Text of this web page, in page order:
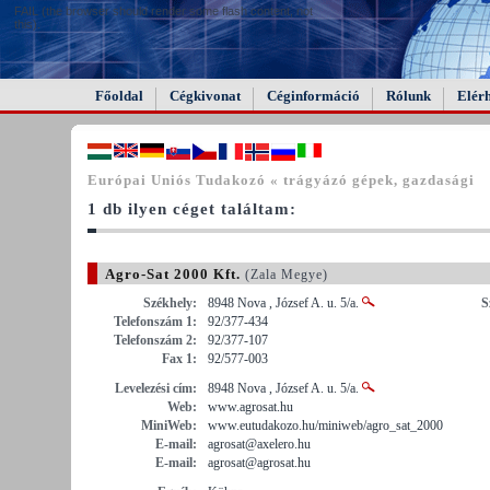
FAIL (the browser should render some flash content, not
this).
Főoldal Cégkivonat Céginformáció Rólunk
Európai Uniós Tudakozó « trágyázó gépek, gazdasági
1 db ilyen céget találtam:
Agro-Sat 2000 Kft. (Zala Megye)
Székhely:
8948 Nova , József A. u. 5/a.
Telefonszám 1:
92/377-434
Telefonszám 2:
92/377-107
Fax 1:
92/577-003
Levelezési cím:
8948 Nova , József A. u. 5/a.
Web:
www.agrosat.hu
MiniWeb:
www.eutudakozo.hu/miniweb/agro_sat_2000
E-mail:
agrosat@axelero.hu
E-mail:
agrosat@agrosat.hu